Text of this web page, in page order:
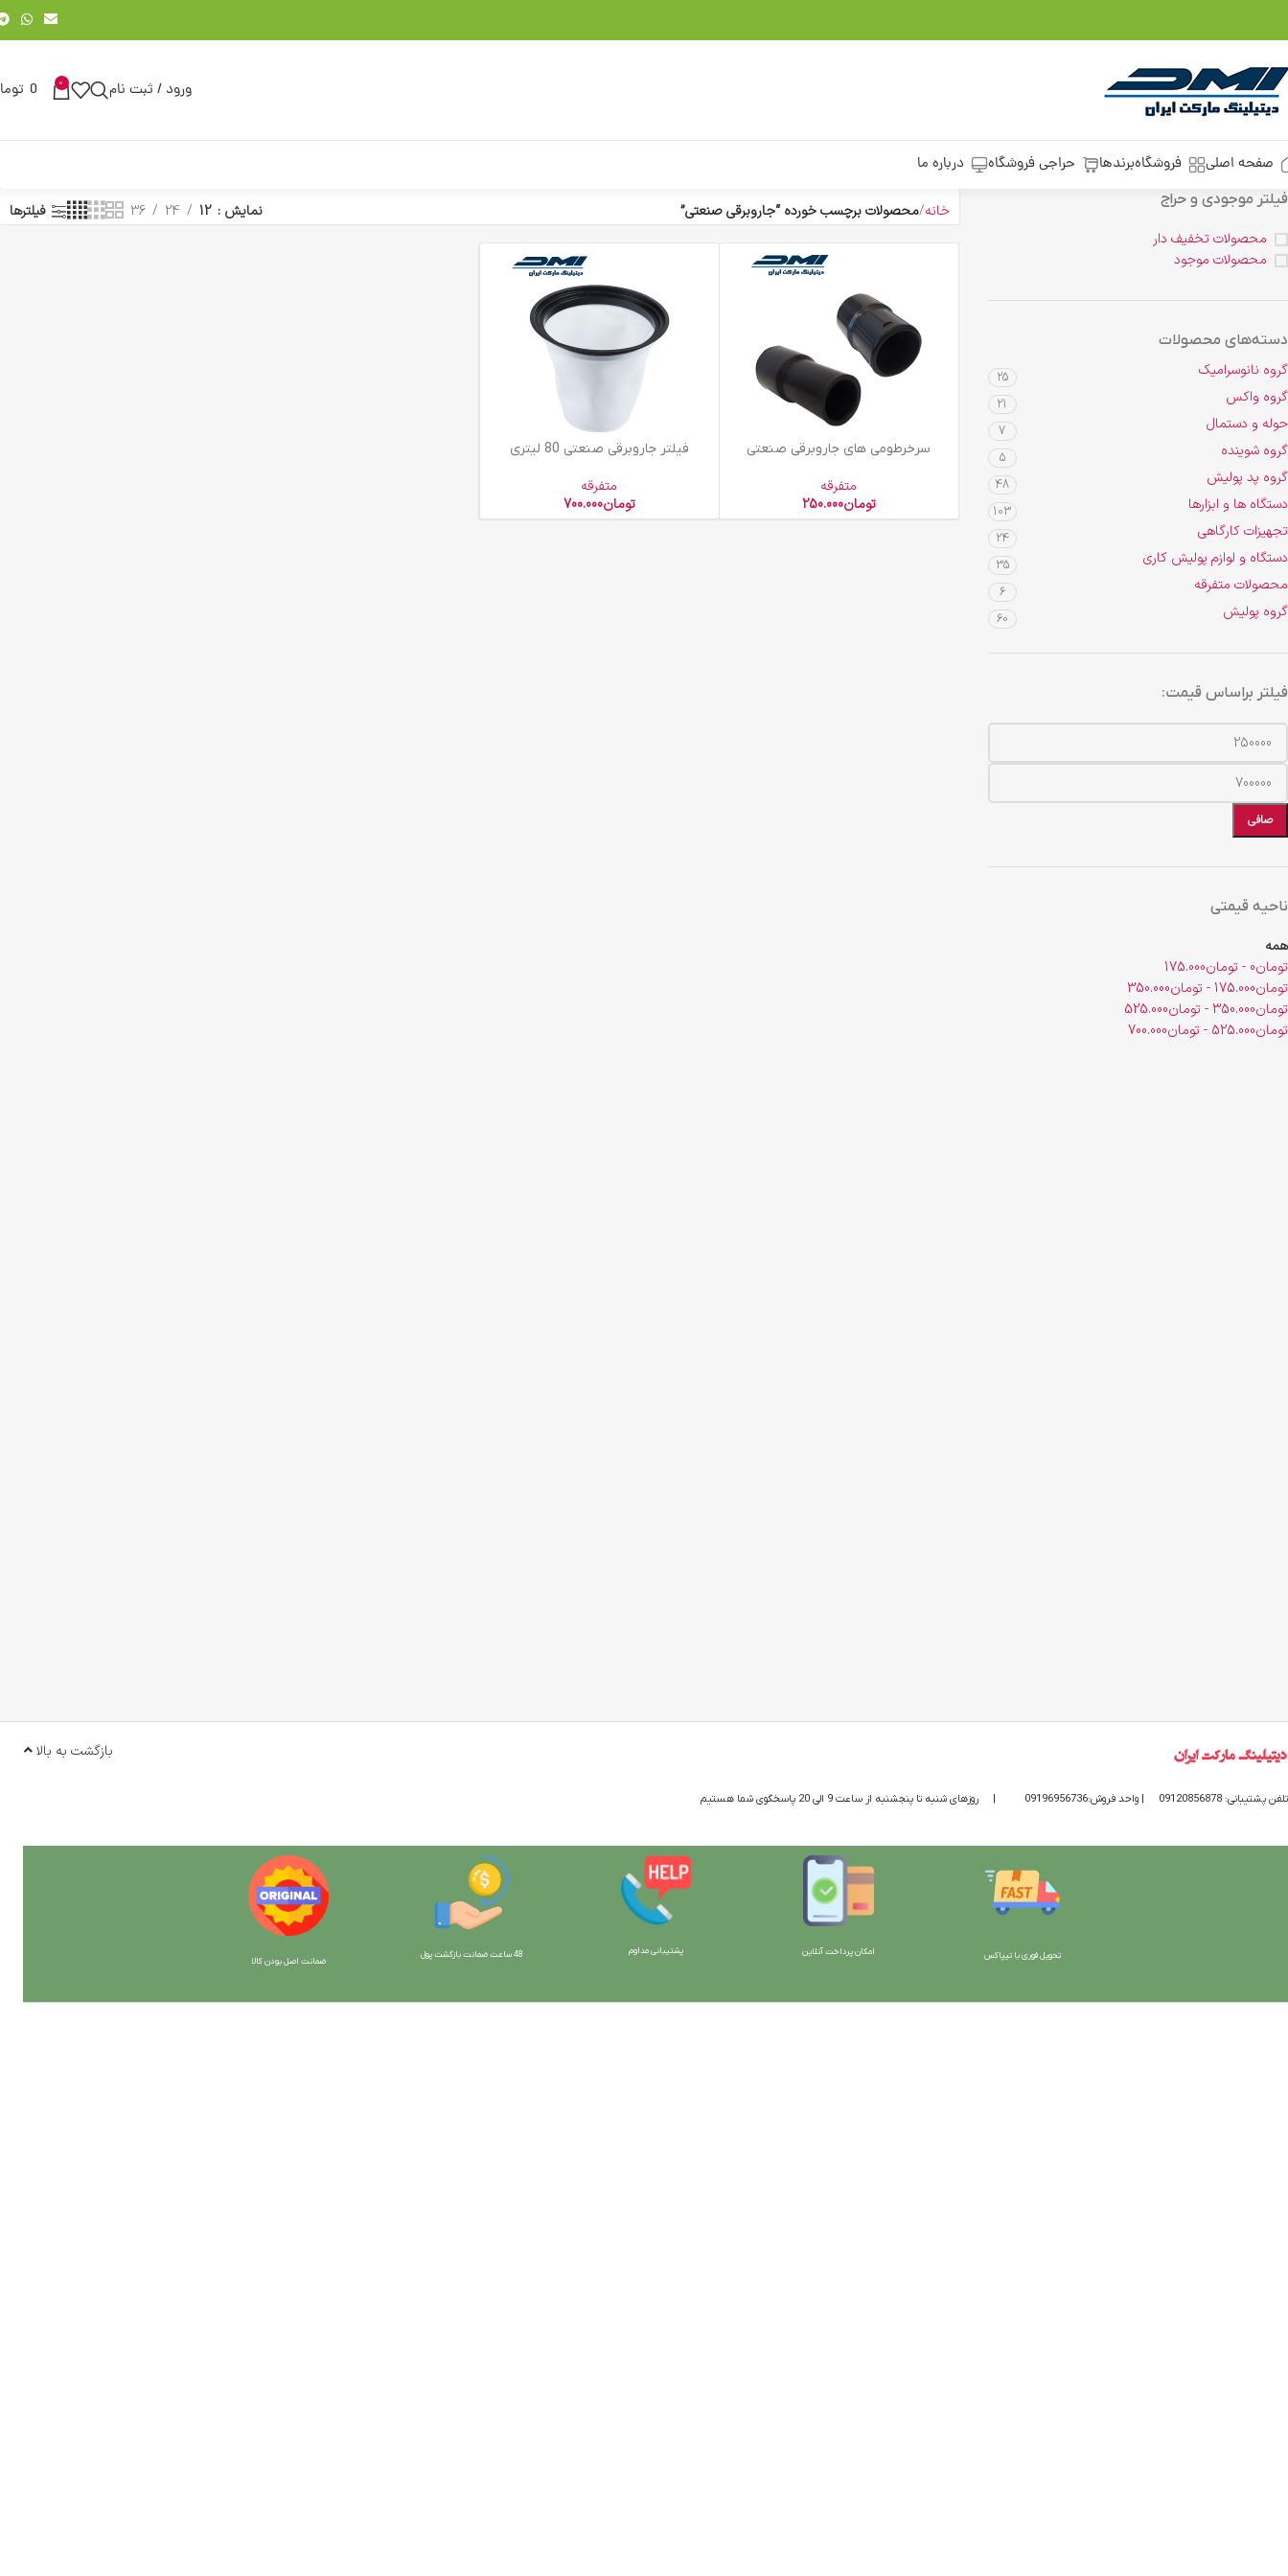
ورود / ثبت نام 0
0
صفحه اصلی فروشگاهبرندها حراجی فروشگاه درباره ما
فیلتر موجودی و حراج
محصولات تخفیف دار
محصولات موجود
دسته‌های محصولات
گروه نانوسرامیک 25
گروه واکس 21
حوله و دستمال 7
گروه شوینده 5
گروه پد پولیش 48
دستگاه ها و ابزارها 103
تجهیزات کارگاهی 24
دستگاه و لوازم پولیش کاری 35
محصولات متفرقه 6
گروه پولیش 60
فیلتر براساس قیمت:
صافی
ناحیه قیمتی
همه
تومان0
- تومان175.000
تومان175.000
- تومان350.000
تومان350.000
- تومان525.000
تومان525.000
- تومان700.000
خانه محصولات برچسب خورده “جاروبرقی صنعتی” نمایش 12
24
36 فیلترها
افزودن به سبد خرید
سرخرطومی های جاروبرقی صنعتی
متفرقه
تومان250.000
افزودن به سبد خرید
فیلتر جاروبرقی صنعتی 80 لیتری
متفرقه
تومان700.000
تلفن پشتیبانی: 09120856878 | واحد فروش:09196956736 | روزهای شنبه تا پنجشنبه از ساعت 9 الی 20 پاسخگوی شما هستیم
بازگشت به بالا
تحویل فوری با تیپاکس امکان پرداخت آنلاین پشتیبانی مداوم 48 ساعت ضمانت بازگش ت پول
ضمانت اصل بودن کالا